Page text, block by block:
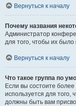
Вернуться к началу
Почему названия
Администратор
для того, чтобы их было
Вернуться к началу
Что такое группа по
Если вы состоите
используется для того,
должны быть вам